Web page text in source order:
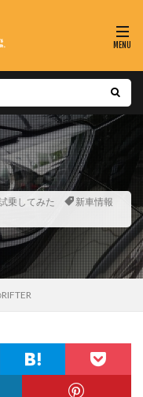
乗してみた
新車情報